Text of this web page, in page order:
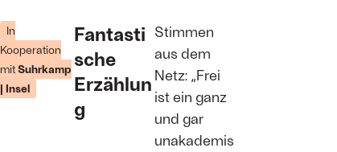
In
Kooperation
mitSuhrkamp
| Insel
Fantasti
sche
Erzählun
g
Stimmen
aus dem
Netz: „Frei
ist ein ganz
und gar
unakademis
Anhänger:innen
der
Demokratischen
Partei
nehmen am
29. März 1991